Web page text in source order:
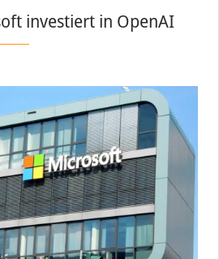
investiert in OpenAI